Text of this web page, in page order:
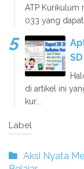
ATP Kurikulum
033 yang dapat
SD
di artikel ini
kur...
Label
Aksi Nyata